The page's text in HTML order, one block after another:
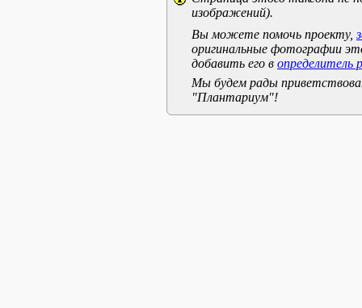
изображений).
Вы можете помочь проекту,
оригинальные фотографии
добавить его в определитель
Мы будем рады
"Плантариум"!